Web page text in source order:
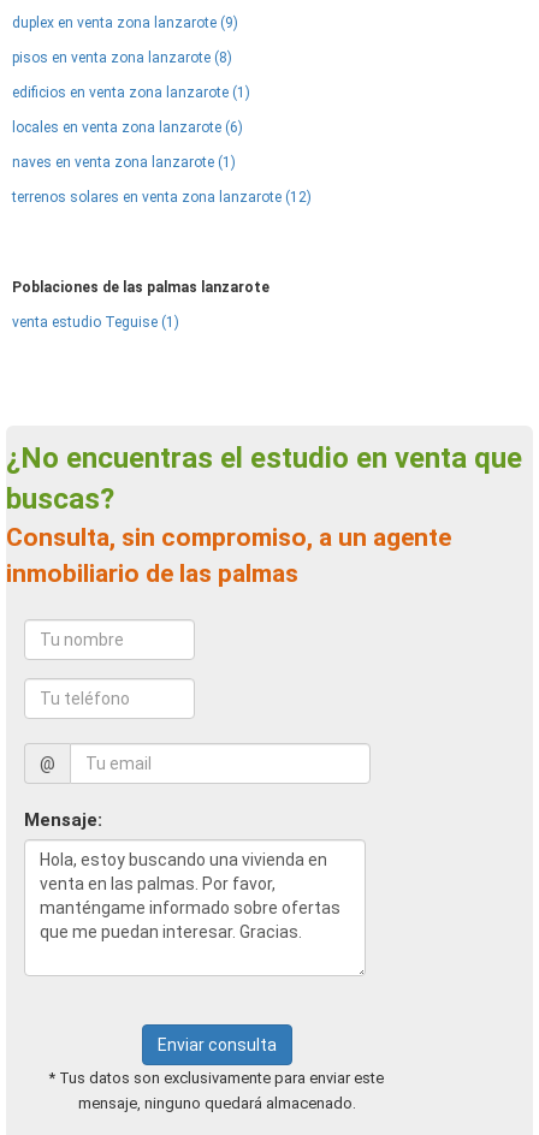
duplex en venta zona lanzarote (9)
pisos en venta zona lanzarote (8)
edificios en venta zona lanzarote (1)
locales en venta zona lanzarote (6)
naves en venta zona lanzarote (1)
terrenos solares en venta zona lanzarote (12)
Poblaciones de las palmas lanzarote
venta estudio Teguise (1)
¿No encuentras el estudio en venta que
buscas?
Consulta, sin compromiso, a un agente
inmobiliario de las palmas
@
Mensaje:
Enviar consulta
* Tus datos son exclusivamente para enviar este
mensaje, ninguno quedará almacenado.